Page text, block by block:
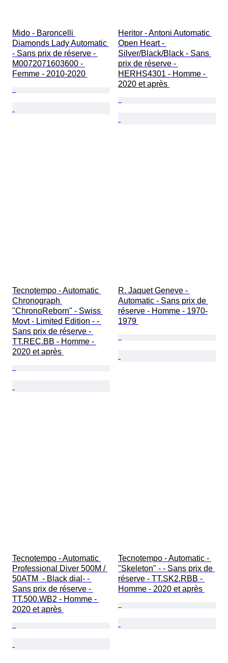
Mido - Baroncelli
Diamonds Lady Automatic
- Sans prix de réserve -
M0072071603600 -
Femme - 2010-2020
Heritor - Antoni Automatic
Open Heart -
Silver/Black/Black - Sans
prix de réserve -
HERHS4301 - Homme -
2020 et après
Tecnotempo - Automatic
Chronograph
"ChronoReborn" - Swiss
Movt - Limited Edition - -
Sans prix de réserve -
TT.REC.BB - Homme -
2020 et après
R. Jaquet Geneve -
Automatic - Sans prix de
réserve - Homme - 1970-
1979
Tecnotempo - Automatic
Professional Diver 500M /
50ATM  - Black dial- -
Sans prix de réserve -
TT.500.WB2 - Homme -
2020 et après
Tecnotempo - Automatic -
"Skeleton" - - Sans prix de
réserve - TT.SK2.RBB -
Homme - 2020 et après